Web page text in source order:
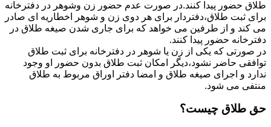
طلاق حضور پیدا کنند.در صورت عدم حضور زن وشوهر در دفترخانه
برای ثبت طلاق،دفتردار برای هر دوی زن و شوهر اخطاریه ای صادر
می کند و از طرفین می خواهد که برای جاری شدن صیغه طلاق در
دفترخانه حضور پیدا کنند.
در صورتی که یکی از زن یا شوهر در دفترخانه برای ثبت طلاق
توافقی حاضر نشود،دیگر امکان ثبت طلاق بدون حضور او وجود
ندارد و اجرای صیغه طلاق و امضا دفتر اوراق مربوط به طلاق
منتفی می شود.
حق طلاق چیست؟